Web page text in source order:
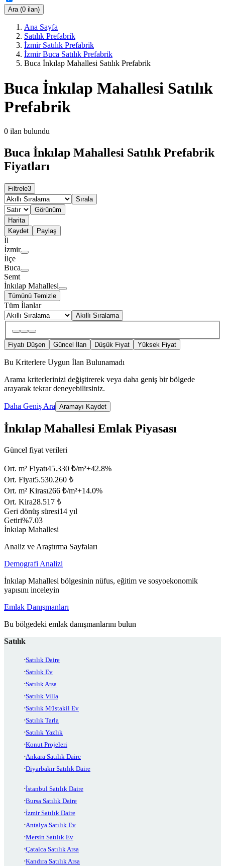
Ara (0 ilan)
Ana Sayfa
Satılık Prefabrik
İzmir Satılık Prefabrik
İzmir Buca Satılık Prefabrik
Buca İnkılap Mahallesi Satılık Prefabrik
Buca İnkılap Mahallesi Satılık
Prefabrik
0 ilan bulundu
Buca İnkılap Mahallesi Satılık Prefabrik
Fiyatları
Filtrele3
Sırala
Görünüm
Harita
Kaydet
Paylaş
İl
İzmir
İlçe
Buca
Semt
İnkılap Mahallesi
Tümünü Temizle
Tüm İlanlar
Akıllı Sıralama
Fiyatı Düşen Güncel İlan Düşük Fiyat Yüksek Fiyat
Bu Kriterlere Uygun İlan Bulunamadı
Arama kriterlerinizi değiştirerek veya daha geniş bir bölgede
arayarak tekrar deneyebilirsiniz.
Daha Geniş Ara Aramayı Kaydet
İnkılap Mahallesi Emlak Piyasası
Güncel fiyat verileri
Ort. m² Fiyatı45.330 ₺/m²+42.8%
Ort. Fiyat5.530.260 ₺
Ort. m² Kirası266 ₺/m²+14.0%
Ort. Kira28.517 ₺
Geri dönüş süresi14 yıl
Getiri%7.03
İnkılap Mahallesi
Analiz ve Araştırma Sayfaları
Demografi Analizi
İnkılap Mahallesi bölgesinin nüfus, eğitim ve sosyoekonomik
yapısını inceleyin
Emlak Danışmanları
Bu bölgedeki emlak danışmanlarını bulun
Satılık
Satılık Daire
Satılık Ev
Satılık Arsa
Satılık Villa
Satılık Müstakil Ev
Satılık Tarla
Satılık Yazlık
Konut Projeleri
Ankara Satılık Daire
Diyarbakır Satılık Daire
İstanbul Satılık Daire
Bursa Satılık Daire
İzmir Satılık Daire
Antalya Satılık Ev
Mersin Satılık Ev
Çatalca Satılık Arsa
Kandıra Satılık Arsa